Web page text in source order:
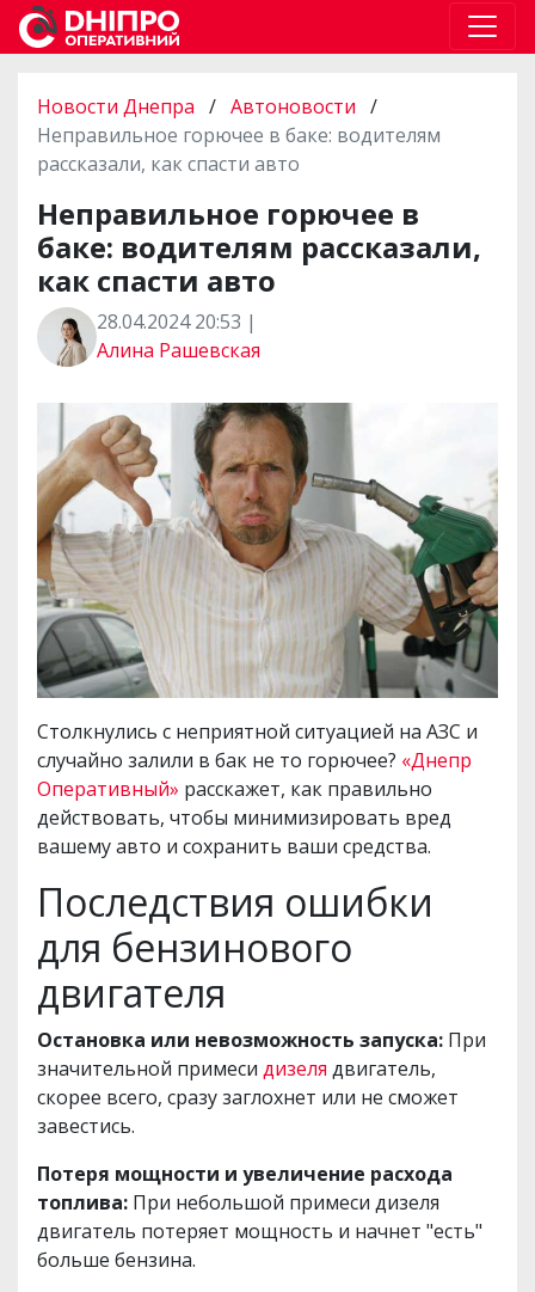
Новости Днепра / Автоновости /
Неправильное горючее в баке: водителям
рассказали, как спасти авто
Неправильное горючее в
баке: водителям рассказали,
как спасти авто
28.04.2024 20:53 |
Алина Рашевская
Столкнулись с неприятной ситуацией на АЗС и
случайно залили в бак не то горючее? «Днепр
Оперативный» расскажет, как правильно
действовать, чтобы минимизировать вред
вашему авто и сохранить ваши средства.
Последствия ошибки
для бензинового
двигателя
Остановка или невозможность запуска: При
значительной примеси дизеля двигатель,
скорее всего, сразу заглохнет или не сможет
завестись.
Потеря мощности и увеличение расхода
топлива: При небольшой примеси дизеля
двигатель потеряет мощность и начнет "есть"
больше бензина.